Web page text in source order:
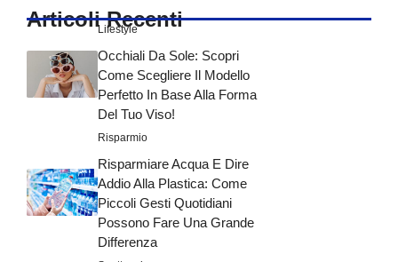
Articoli Recenti
Lifestyle
Occhiali Da Sole: Scopri
Come Scegliere Il Modello
Perfetto In Base Alla Forma
Del Tuo Viso!
Risparmio
Risparmiare Acqua E Dire
Addio Alla Plastica: Come
Piccoli Gesti Quotidiani
Possono Fare Una Grande
Differenza